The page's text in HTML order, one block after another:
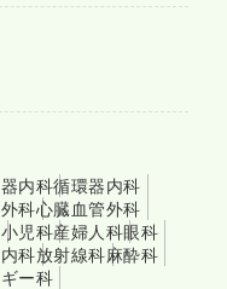
内科循環器内科
科心臓血管外科
小児科産婦人科眼科
科放射線科麻酔科
ー科